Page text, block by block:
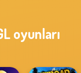
oyunları